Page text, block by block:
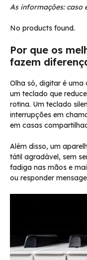
As informações: caso
No products found.
Por que os
fazem
Olha só, digitar é
um teclado que
rotina. Um teclado
interrupções em
em casas
Além disso, um
tátil agradável, sem
fadiga nas mãos e
ou responder